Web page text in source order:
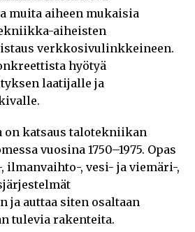
muita aiheen mukaisia
aiheisten
verkkosivulinkkeineen.
hyötyä
laatijalle ja
on katsaus talotekniikan
vuosina 1750–1975. Opas
ilmanvaihto-, vesi- ja viemäri-,
ja auttaa siten osaltaan
tulevia rakenteita.